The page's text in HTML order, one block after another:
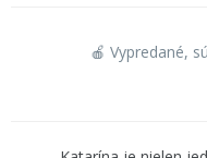
🍎 Vypredané,